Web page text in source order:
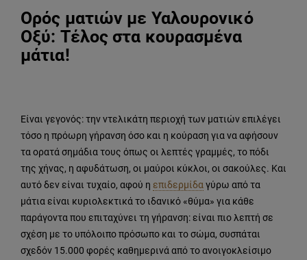
Ορός ματιών με Υαλουρονικό
Οξύ: Τέλος στα κουρασμένα
μάτια!
Είναι γεγονός: την ντελικάτη περιοχή των ματιών επιλέγει
τόσο η πρόωρη γήρανση όσο και η κούραση για να αφήσουν
τα ορατά σημάδια τους όπως οι λεπτές γραμμές, το πόδι
της χήνας, η αφυδάτωση, οι μαύροι κύκλοι, οι σακούλες. Και
αυτό δεν είναι τυχαίο, αφού η επιδερμίδα γύρω από τα
μάτια είναι κυριολεκτικά το ιδανικό «θύμα» για κάθε
παράγοντα που επιταχύνει τη γήρανση: είναι πιο λεπτή σε
σχέση με το υπόλοιπο πρόσωπο και το σώμα, συσπάται
σχεδόν 15.000 φορές καθημερινά από το ανοιγοκλείσιμο